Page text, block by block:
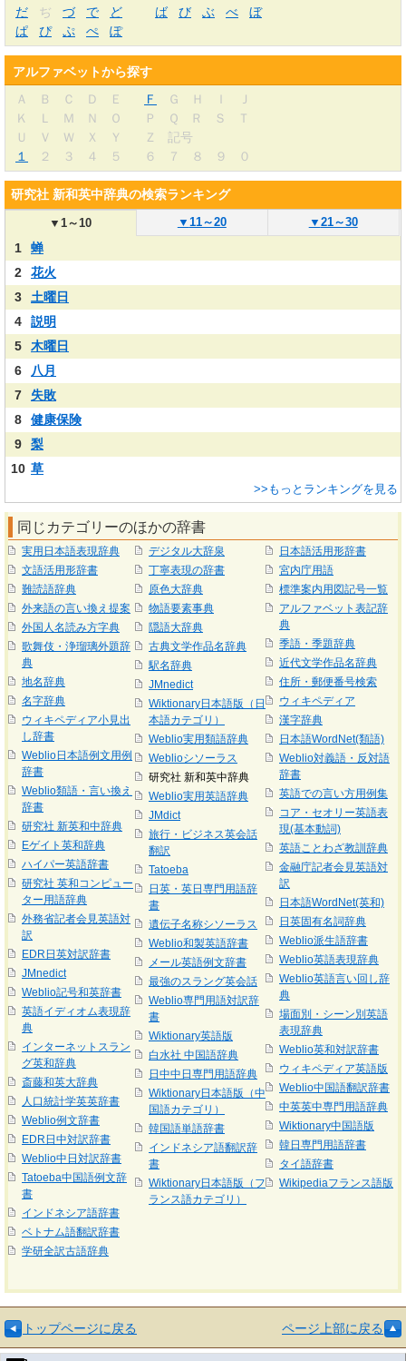
だ ぢ づ で ど ば び ぶ べ
ぼ
ぱ
ぴ ぷ ぺ ぽ
アルファベットから探す
Ａ
Ｂ Ｃ Ｄ Ｅ Ｆ Ｇ Ｈ Ｉ
Ｊ
Ｋ
Ｌ Ｍ Ｎ Ｏ Ｐ Ｑ Ｒ Ｓ
Ｔ
Ｕ
Ｖ Ｗ Ｘ Ｙ Ｚ
記号
１
２ ３ ４ ５ ６ ７ ８ ９ ０
研究社 新和英中辞典の検索ランキング
▼1～10 ▼ 11～20 ▼ 21～30
1
蝉
2
花火
3
土曜日
4
説明
5
木曜日
6
八月
7
失敗
8
健康保険
9
梨
10 草
>>もっとランキングを見る
同じカテゴリーのほかの辞書
実用日本語表現辞典
文語活用形辞書
難読語辞典
外来語の言い換え提案
外国人名読み方字典
歌舞伎・浄瑠璃外題辞
典
地名辞典
名字辞典
ウィキペディア小見出
し辞書
Weblio日本語例文用例
辞書
Weblio類語・言い換え
辞書
研究社 新英和中辞典
Eゲイト英和辞典
ハイパー英語辞書
研究社 英和コンピュー
ター用語辞典
外務省記者会見英語対
訳
EDR日英対訳辞書
JMnedict
Weblio記号和英辞書
英語イディオム表現辞
典
インターネットスラン
グ英和辞典
斎藤和英大辞典
人口統計学英英辞書
Weblio例文辞書
EDR日中対訳辞書
Weblio中日対訳辞書
Tatoeba中国語例文辞
書
インドネシア語辞書
ベトナム語翻訳辞書
学研全訳古語辞典
デジタル大辞泉
丁寧表現の辞書
原色大辞典
物語要素事典
隠語大辞典
古典文学作品名辞典
駅名辞典
JMnedict
Wiktionary日本語版（日
本語カテゴリ）
Weblio実用類語辞典
Weblioシソーラス
研究社 新和英中辞典
Weblio実用英語辞典
JMdict
旅行・ビジネス英会話
翻訳
Tatoeba
日英・英日専門用語辞
書
遺伝子名称シソーラス
Weblio和製英語辞書
メール英語例文辞書
最強のスラング英会話
Weblio専門用語対訳辞
書
Wiktionary英語版
白水社 中国語辞典
日中中日専門用語辞典
Wiktionary日本語版（中
国語カテゴリ）
韓国語単語辞書
インドネシア語翻訳辞
書
Wiktionary日本語版（フ
ランス語カテゴリ）
日本語活用形辞書
宮内庁用語
標準案内用図記号一覧
アルファベット表記辞
典
季語・季題辞典
近代文学作品名辞典
住所・郵便番号検索
ウィキペディア
漢字辞典
日本語WordNet(類語)
Weblio対義語・反対語
辞書
英語での言い方用例集
コア・セオリー英語表
現(基本動詞)
英語ことわざ教訓辞典
金融庁記者会見英語対
訳
日本語WordNet(英和)
日英固有名詞辞典
Weblio派生語辞書
Weblio英語表現辞典
Weblio英語言い回し辞
典
場面別・シーン別英語
表現辞典
Weblio英和対訳辞書
ウィキペディア英語版
Weblio中国語翻訳辞書
中英英中専門用語辞典
Wiktionary中国語版
韓日専門用語辞書
タイ語辞書
Wikipediaフランス語版
トップページに戻る ページ上部に戻る